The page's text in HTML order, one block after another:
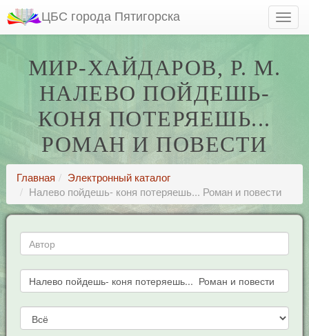
ЦБС города Пятигорска
МИР-ХАЙДАРОВ, Р. М.
НАЛЕВО ПОЙДЕШЬ-
КОНЯ ПОТЕРЯЕШЬ...
РОМАН И ПОВЕСТИ
Главная
Электронный каталог
Налево пойдешь- коня потеряешь... Роман и повести